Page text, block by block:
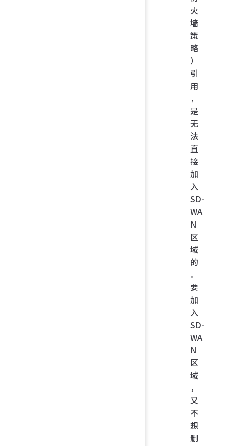
火
墙
策
略
）
引
用
，
是
无
法
直
接
加
入
SD-
WA
N
区
域
的
。
要
加
入
SD-
WA
N
区
域
，
又
不
想
删